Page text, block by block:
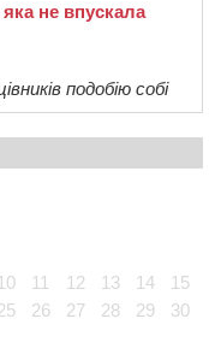
не впускала
подобію собі
10 11 12 13 14
15
26 27 28 29
30